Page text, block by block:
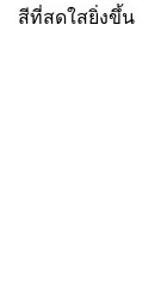
สีที่สดใสยิ่งขึ้น